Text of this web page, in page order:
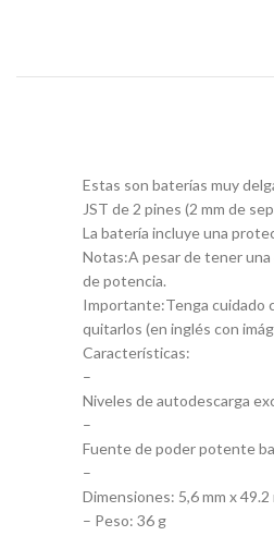
Estas son baterías muy
JST de 2 pines (2 mm de
La batería incluye una
Notas:A pesar de tener
de potencia.
Importante:Tenga cuidado
quitarlos (en inglés con
Características:
–
Niveles de autodescarga
–
Fuente de poder potente
–
Dimensiones: 5,6 mm x 49.2
– Peso: 36 g